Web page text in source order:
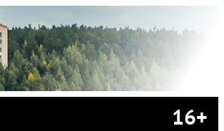
16+